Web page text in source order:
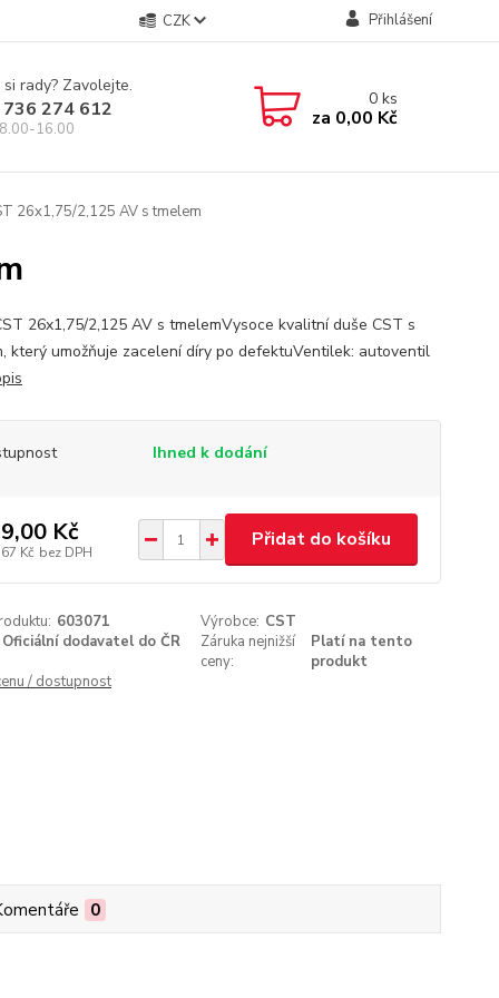
CZK Přihlášení
rady? Zavolejte.
274 612
16.00
0ks
za 0,00 Kč
26x1,75/2,125 AV s tmelem
26x1,75/2,125 AV s tmelemVysoce kvalitní duše CST s
který umožňuje zacelení díry po defektuVentilek: autoventil
Ihned k dodání
Kč
Kč bez DPH
Přidat do košíku
603071 Výrobce: CST
Oficiální dodavatel do ČR
Záruka nejnižší
ceny:
Platí na tento
produkt
/ dostupnost
0